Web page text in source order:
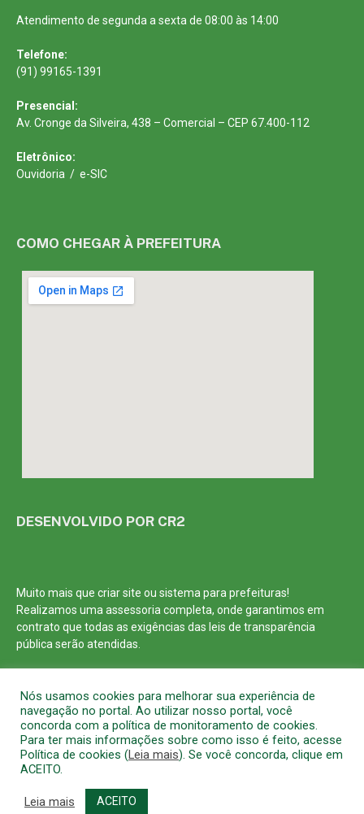
Atendimento de segunda a sexta de 08:00 às 14:00
Telefone:
(91) 99165-1391
Presencial:
Av. Cronge da Silveira, 438 – Comercial – CEP 67.400-112
Eletrônico:
Ouvidoria / e-SIC
COMO CHEGAR À PREFEITURA
DESENVOLVIDO POR CR2
Muito mais que criar site ou sistema para prefeituras!
Realizamos umaassessoriacompleta, onde garantimos em
contrato que todas as exigências das leis de transparência
públicaserão atendidas.
Todos os direitos reservados a Prefeitura Municipal de Barcarena
Acessar Área Administrativa
Nós usamos cookies para melhorar sua experiência de
navegação no portal. Ao utilizar nosso portal, você
concorda com a política de monitoramento de cookies.
Para ter mais informações sobre como isso é feito, acesse
Política de cookies (Leia mais). Se você concorda, clique em
ACEITO.
Leia mais ACEITO